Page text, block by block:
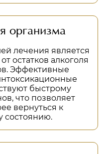
организма
лечения является
остатков алкоголя
Эффективные
быстрому
что позволяет
вернуться к
состоянию.